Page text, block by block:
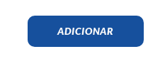
ADICIONAR